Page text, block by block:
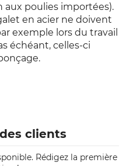
poulies importées).
en acier ne doivent
exemple lors du travail
échéant, celles-ci
clients
Rédigez la première